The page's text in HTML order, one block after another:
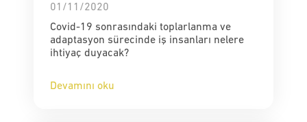
01/11/2020
Covid-19 sonrasındaki toplarlanma ve
adaptasyon sürecinde iş insanları nelere
ihtiyaç duyacak?
Devamını oku